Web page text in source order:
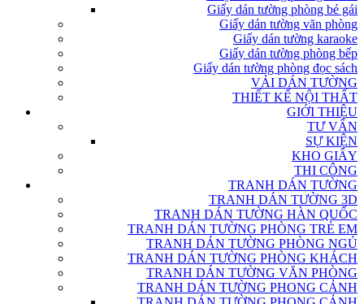
Giấy dán tường phòng bé gái
Giấy dán tường văn phòng
Giấy dán tường karaoke
Giấy dán tường phòng bếp
Giấy dán tường phòng đọc sách
VẢI DÁN TƯỜNG
THIẾT KẾ NỘI THẤT
GIỚI THIỆU
TƯ VẤN
SỰ KIỆN
KHO GIẤY
THI CÔNG
TRANH DÁN TƯỜNG
TRANH DÁN TƯỜNG 3D
TRANH DÁN TƯỜNG HÀN QUỐC
TRANH DÁN TƯỜNG PHÒNG TRẺ EM
TRANH DÁN TƯỜNG PHÒNG NGỦ
TRANH DÁN TƯỜNG PHÒNG KHÁCH
TRANH DÁN TƯỜNG VĂN PHÒNG
TRANH DÁN TƯỜNG PHONG CẢNH